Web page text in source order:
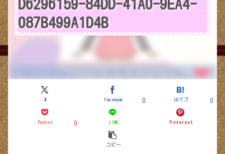
D6296159-84DD-41A0-9EA4-
087B499A1D4B
X Facebook 0 はてブ 0
Pocket 0 LINE Pinterest
コピー